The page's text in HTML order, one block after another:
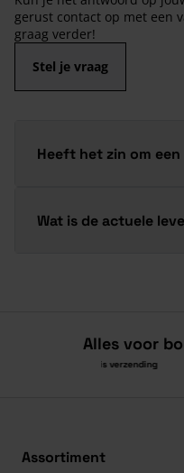
gerust contact op met een
graag verder!
Stel je vraag
Heeft het zin om
Wat is de actuele
Alles voor
Boven 2.000 gratis verzending
Assortiment